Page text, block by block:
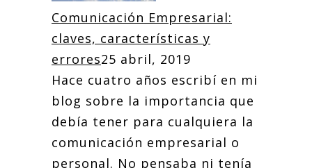
Comunicación Empresarial:
claves, características y
errores25 abril, 2019
Hace cuatro años escribí en mi
blog sobre la importancia que
debía tener para cualquiera la
comunicación empresarial o
personal. No pensaba ni tenía